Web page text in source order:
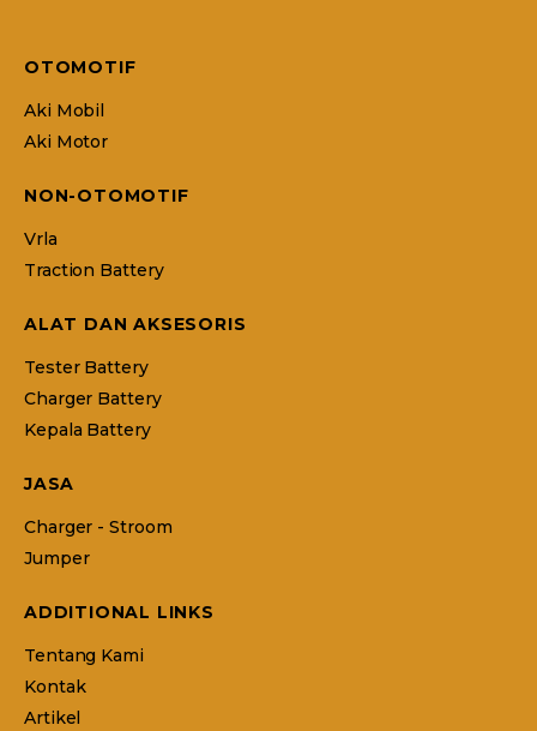
OTOMOTIF
Aki Mobil
Aki Motor
NON-OTOMOTIF
Vrla
Traction Battery
ALAT DAN AKSESORIS
Tester Battery
Charger Battery
Kepala Battery
JASA
Charger - Stroom
Jumper
ADDITIONAL LINKS
Tentang Kami
Kontak
Artikel